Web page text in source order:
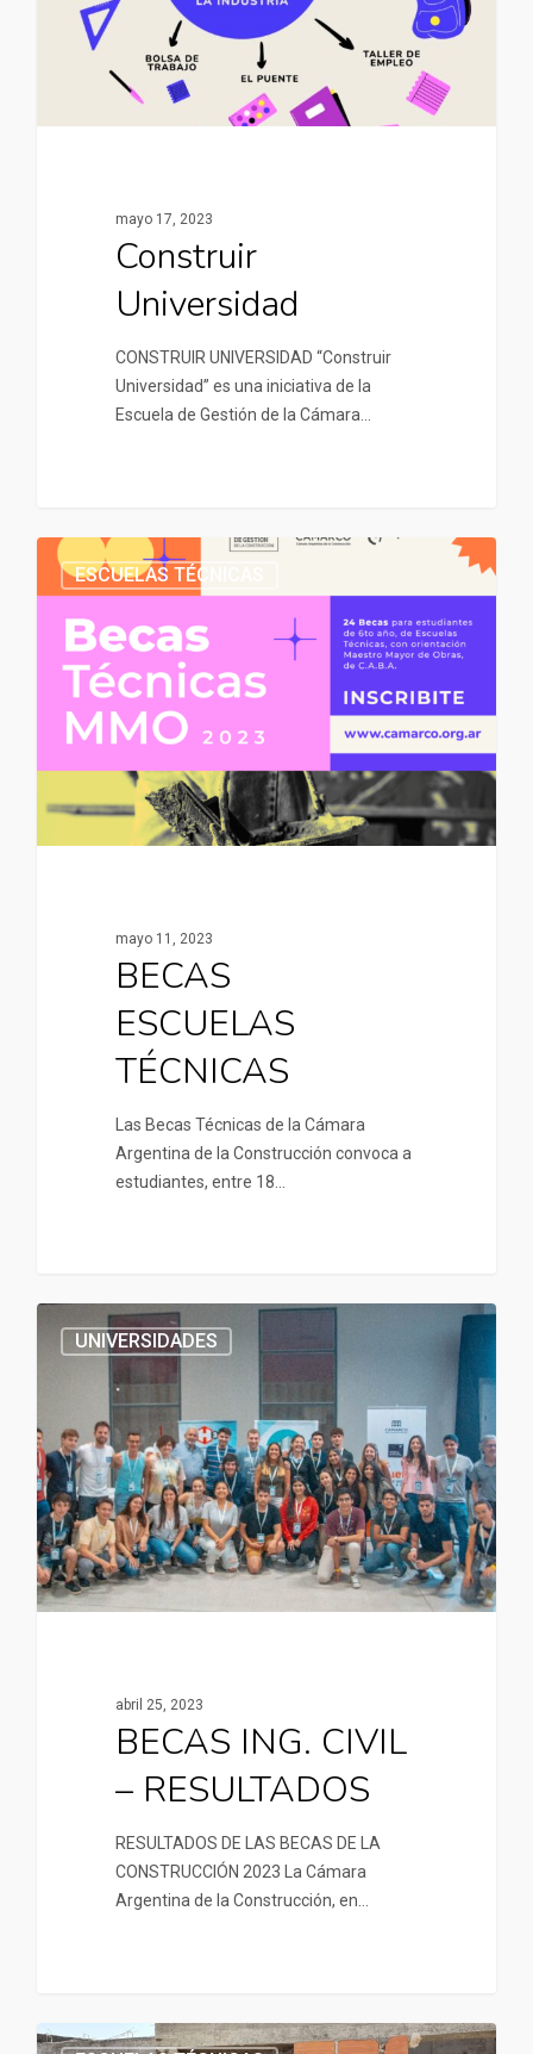
mayo 17, 2023
Construir
Universidad
CONSTRUIR UNIVERSIDAD “Construir
Universidad” es una iniciativa de la
Escuela de Gestión de la Cámara…
ESCUELAS TÉCNICAS
mayo 11, 2023
BECAS
ESCUELAS
TÉCNICAS
Las Becas Técnicas de la Cámara
Argentina de la Construcción convoca a
estudiantes, entre 18…
UNIVERSIDADES
abril 25, 2023
BECAS ING. CIVIL
– RESULTADOS
RESULTADOS DE LAS BECAS DE LA
CONSTRUCCIÓN 2023 La Cámara
Argentina de la Construcción, en…